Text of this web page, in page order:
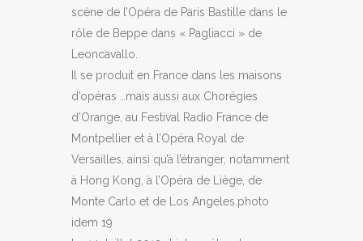
scène de l’Opéra de Paris Bastille dans le
rôle de Beppe dans « Pagliacci » de
Leoncavallo.
Il se produit en France dans les maisons
d’opéras …mais aussi aux Chorégies
d’Orange, au Festival Radio France de
Montpellier et à l’Opéra Royal de
Versailles, ainsi qu’à l’étranger, notamment
à Hong Kong, à l’Opéra de Liège, de
Monte Carlo et de Los Angeles.photo
idem 19